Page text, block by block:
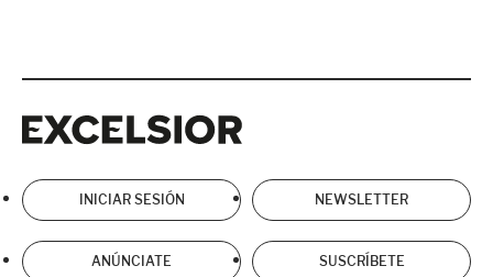
INICIAR SESIÓN NEWSLETTER
ANÚNCIATE SUSCRÍBETE